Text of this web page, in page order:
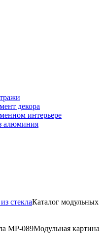
декора
интерьере
алюминия
стеклаКаталог модульных
MP-089Модульная картина